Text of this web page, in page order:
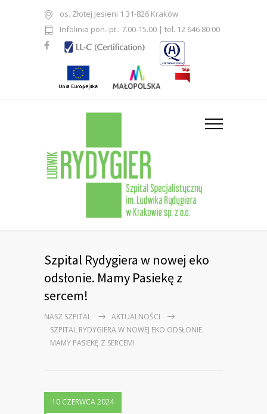
os. Złotej Jesieni 1 31-826 Kraków
Infolinia pon.-pt.: 7.00-15.00 | tel. 12 646 80 00
Szpital Rydygiera w nowej eko
odsłonie. Mamy Pasiekę z
sercem!
NASZ SZPITAL
AKTUALNOŚCI
SZPITAL RYDYGIERA W NOWEJ EKO ODSŁONIE.
MAMY PASIEKĘ Z SERCEM!
10 CZERWCA 2024